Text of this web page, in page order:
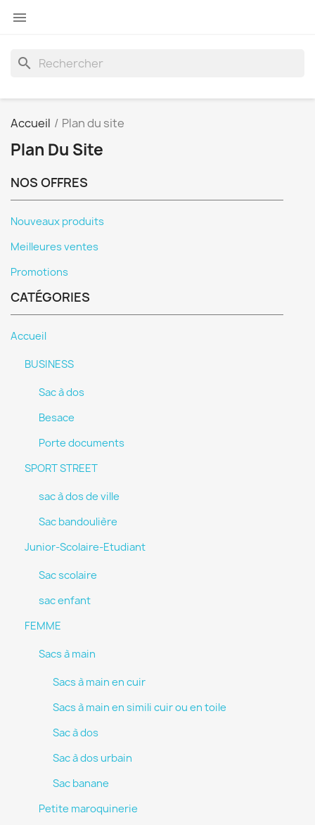

search
Accueil Plan du site
Plan Du Site
NOS OFFRES
Nouveaux produits
Meilleures ventes
Promotions
CATÉGORIES
Accueil
BUSINESS
Sac à dos
Besace
Porte documents
SPORT STREET
sac à dos de ville
Sac bandoulière
Junior-Scolaire-Etudiant
Sac scolaire
sac enfant
FEMME
Sacs à main
Sacs à main en cuir
Sacs à main en simili cuir ou en toile
Sac à dos
Sac à dos urbain
Sac banane
Petite maroquinerie